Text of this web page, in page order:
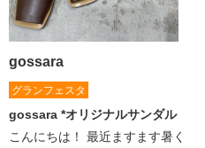
gossara
グランフェスタ
gossara *オリジナルサンダル
こんにちは！ 最近ますます暑く